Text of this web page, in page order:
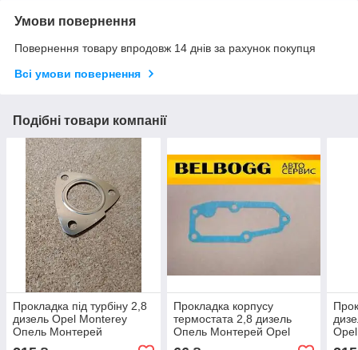
Умови повернення
Повернення товару впродовж 14 днів за рахунок покупця
Всі умови повернення
Подібні товари компанії
Прокладка під турбіну 2,8
дизель Opel Monterey
Опель Монтерей
Прокладка корпусу
термостата 2,8 дизель
Опель Монтерей Opel